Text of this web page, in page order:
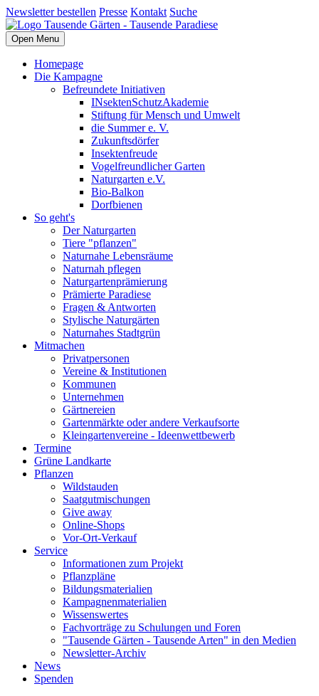
Newsletter bestellen Presse Kontakt Suche
Open Menu
Homepage
Die Kampagne
Befreundete Initiativen
INsektenSchutzAkademie
Stiftung für Mensch und Umwelt
die Summer e. V.
Zukunftsdörfer
Insektenfreude
Vogelfreundlicher Garten
Naturgarten e.V.
Bio-Balkon
Dorfbienen
So geht's
Der Naturgarten
Tiere "pflanzen"
Naturnahe Lebensräume
Naturnah pflegen
Naturgartenprämierung
Prämierte Paradiese
Fragen & Antworten
Stylische Naturgärten
Naturnahes Stadtgrün
Mitmachen
Privatpersonen
Vereine & Institutionen
Kommunen
Unternehmen
Gärtnereien
Gartenmärkte oder andere Verkaufsorte
Kleingartenvereine - Ideenwettbewerb
Termine
Grüne Landkarte
Pflanzen
Wildstauden
Saatgutmischungen
Give away
Online-Shops
Vor-Ort-Verkauf
Service
Informationen zum Projekt
Pflanzpläne
Bildungsmaterialien
Kampagnenmaterialien
Wissenswertes
Fachvorträge zu Schulungen und Foren
"Tausende Gärten - Tausende Arten" in den Medien
Newsletter-Archiv
News
Spenden